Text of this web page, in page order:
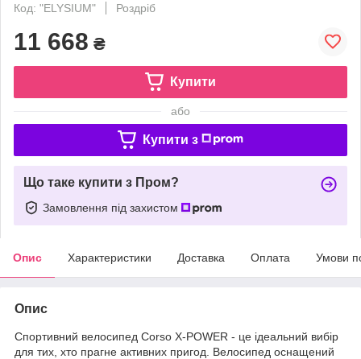
Код: "ELYSIUM"
Роздріб
11 668 ₴
Купити
або
Купити з
Що таке купити з Пром?
Замовлення під захистом
Опис Характеристики Доставка Оплата Умови
Опис
Спортивний велосипед Corso X-POWER - це ідеальний вибір
для тих, хто прагне активних пригод. Велосипед оснащений